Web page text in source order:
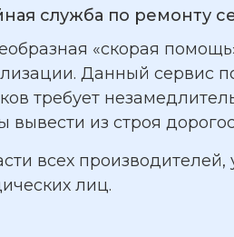
служба по ремонту
«скорая
Данный сервис
требует
из строя
всех
лиц.